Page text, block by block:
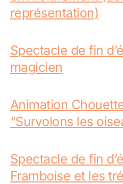
représentation)
Spectacle de fin
magicien
Animation
“Survolons les
Spectacle de fin
Framboise et les